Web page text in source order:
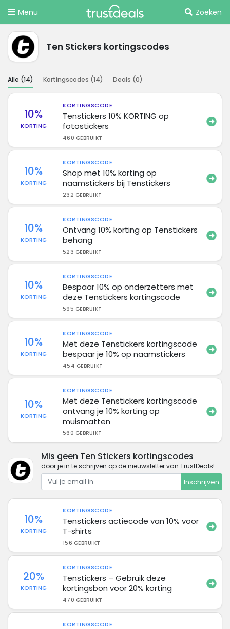
Menu Zoeken
Ten Stickers kortingscodes
Alle (14) Kortingscodes (14) Deals (0)
10%
KORTING
KORTINGSCODE
Tenstickers 10% KORTING op
fotostickers
460 GEBRUIKT
10%
KORTING
KORTINGSCODE
Shop met 10% korting op
naamstickers bij Tenstickers
232 GEBRUIKT
10%
KORTING
KORTINGSCODE
Ontvang 10% korting op Tenstickers
behang
523 GEBRUIKT
10%
KORTING
KORTINGSCODE
Bespaar 10% op onderzetters met
deze Tenstickers kortingscode
595 GEBRUIKT
10%
KORTING
KORTINGSCODE
Met deze Tenstickers kortingscode
bespaar je 10% op naamstickers
454 GEBRUIKT
10%
KORTING
KORTINGSCODE
Met deze Tenstickers kortingscode
ontvang je 10% korting op
muismatten
560 GEBRUIKT
Mis geen Ten Stickers kortingscodes
door je in te schrijven op de nieuwsletter van TrustDeals!
Inschrijven
10%
KORTING
KORTINGSCODE
Tenstickers actiecode van 10% voor
T-shirts
156 GEBRUIKT
20%
KORTING
KORTINGSCODE
Tenstickers – Gebruik deze
kortingsbon voor 20% korting
470 GEBRUIKT
KORTINGSCODE